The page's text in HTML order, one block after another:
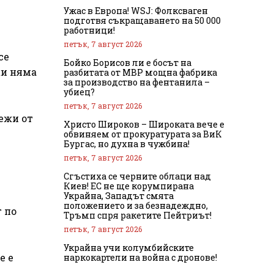
няма
от
по
е
Ужас в Европа! WSJ: Фолксваген
подготвя съкращаването на 50 000
работници!
петък, 7 август 2026
Бойко Борисов ли е босът на
разбитата от МВР мощна фабрика
за производство на фентанила –
убиец?
петък, 7 август 2026
Христо Широков – Широката вече е
обвиняем от прокуратурата за ВиК
Бургас, но духна в чужбина!
петък, 7 август 2026
Сгъстиха се черните облаци над
Киев! ЕС не ще корумпирана
Украйна, Западът смята
положението и за безнадеждно,
Тръмп спря ракетите Пейтриът!
петък, 7 август 2026
Украйна учи колумбийските
наркокартели на война с дронове!